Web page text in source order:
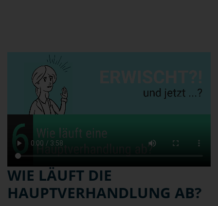
WIE LÄUFT DIE
HAUPTVERHANDLUNG AB?